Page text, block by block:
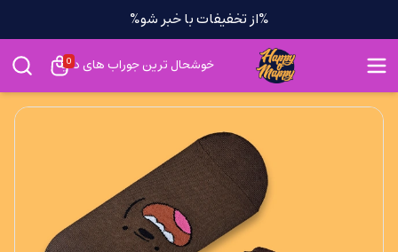
%از تخفیفات با خبر شو%
خوشحال ترین جوراب های دنیا
0